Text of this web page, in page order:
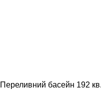
Переливний басейн 192